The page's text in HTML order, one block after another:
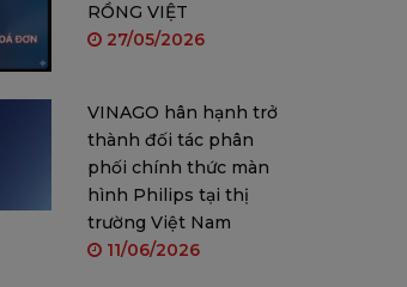
RỒNG VIỆT
27/05/2026
VINAGO hân hạnh trở
thành đối tác phân
phối chính thức màn
hình Philips tại thị
trường Việt Nam
11/06/2026